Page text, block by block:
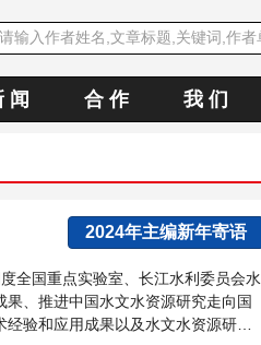
闻 合 作 我 们
2024年主编新年寄语
全国重点实验室、长江水利委员会水
、推进中国水文水资源研究走向国
验和应用成果以及水文水资源研究